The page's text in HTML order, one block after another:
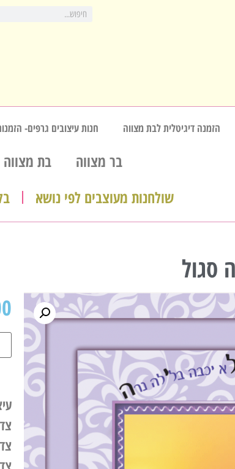
הזמנה דיגיטלית לבת מצווה חנות עיצובים גרפים-
בר מצווה
בת מצווה
שולחנות מעוצבים לפי נושא
סגול